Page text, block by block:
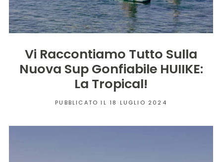
Vi Raccontiamo Tutto Sulla
Nuova Sup Gonfiabile HUIIKE:
La Tropical!
PUBBLICATO IL 18 LUGLIO 2024